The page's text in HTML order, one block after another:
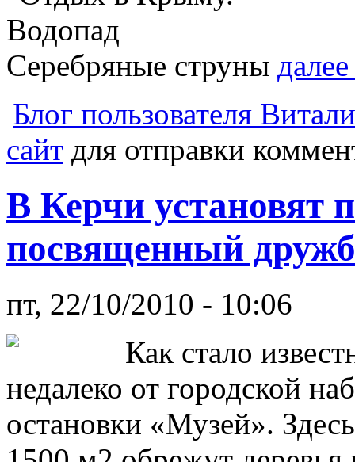
Блог пользователя
сайт для отправки
В Керчи установят
посвященный
пт, 22/10/2010 - 10:06
Как стало
недалеко от городской
остановки «Музей».